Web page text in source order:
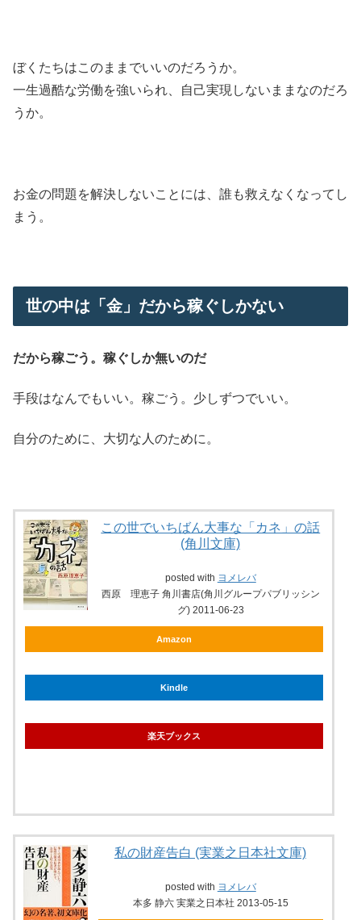
ぼくたちはこのままでいいのだろうか。
一生過酷な労働を強いられ、自己実現しないままなのだろ
うか。
お金の問題を解決しないことには、誰も救えなくなってし
まう。
世の中は「金」だから稼ぐしかない
だから稼ごう。稼ぐしか無いのだ
手段はなんでもいい。稼ごう。少しずつでいい。
自分のために、大切な人のために。
この世でいちばん大事な「カネ」の話
(角川文庫)
posted with ヨメレバ
西原 理恵子 角川書店(角川グループパブリッシン
グ) 2011-06-23
Amazon
Kindle
楽天ブックス
私の財産告白 (実業之日本社文庫)
posted with ヨメレバ
本多 静六 実業之日本社 2013-05-15